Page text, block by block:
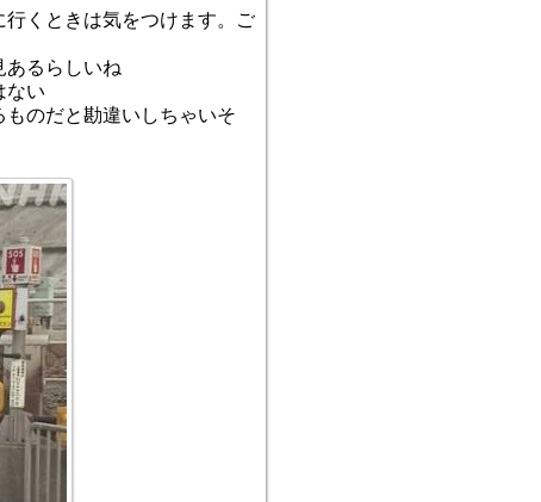
くときは気をつけます。ご
あるらしいね
ない
ものだと勘違いしちゃいそ